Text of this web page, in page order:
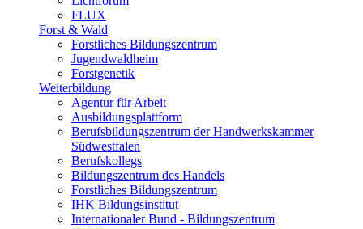
FLUX
Forst & Wald
Forstliches Bildungszentrum
Jugendwaldheim
Forstgenetik
Weiterbildung
Agentur für Arbeit
Ausbildungsplattform
Berufsbildungszentrum der Handwerkskammer
Südwestfalen
Berufskollegs
Bildungszentrum des Handels
Forstliches Bildungszentrum
IHK Bildungsinstitut
Internationaler Bund - Bildungszentrum